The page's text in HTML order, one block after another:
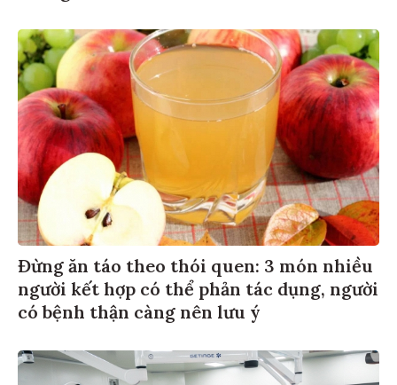
Đừng ăn táo theo thói quen: 3 món nhiều
người kết hợp có thể phản tác dụng, người
có bệnh thận càng nên lưu ý